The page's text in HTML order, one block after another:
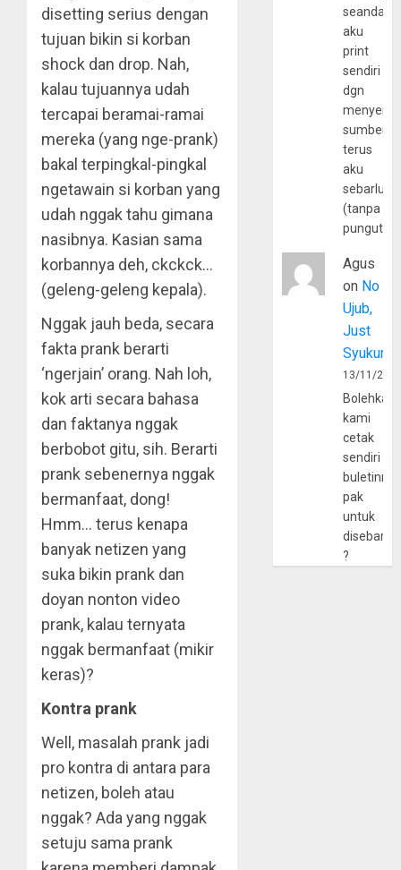
disetting serius dengan
tujuan bikin si korban
shock dan drop. Nah,
kalau tujuannya udah
tercapai beramai-ramai
mereka (yang nge-prank)
bakal terpingkal-pingkal
ngetawain si korban yang
udah nggak tahu gimana
nasibnya. Kasian sama
korbannya deh, ckckck…
(geleng-geleng kepala).
Nggak jauh beda, secara
fakta prank berarti
‘ngerjain’ orang. Nah loh,
kok arti secara bahasa
dan faktanya nggak
berbobot gitu, sih. Berarti
prank sebenernya nggak
bermanfaat, dong!
Hmm… terus kenapa
banyak netizen yang
suka bikin prank dan
doyan nonton video
prank, kalau ternyata
nggak bermanfaat (mikir
keras)?
Kontra prank
Well, masalah prank jadi
pro kontra di antara para
netizen, boleh atau
nggak? Ada yang nggak
setuju sama prank
aku
print
sendiri
dgn
sumber
terus
aku
(tanpa
Agus
on No
Ujub,
Just
Syukur
13/11/
Bolehkah
kami
cetak
sendiri
pak
untuk
?